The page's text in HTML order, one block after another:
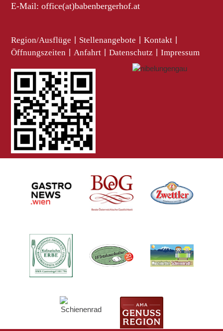
E-Mail:office(at)babenbergerhof.at
Region/Ausflüge Stellenangebote Kontakt
Öffnungszeiten Anfahrt Datenschutz Impressum